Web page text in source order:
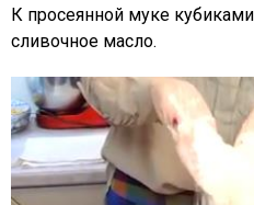
К просеянной муке
сливочное масло.